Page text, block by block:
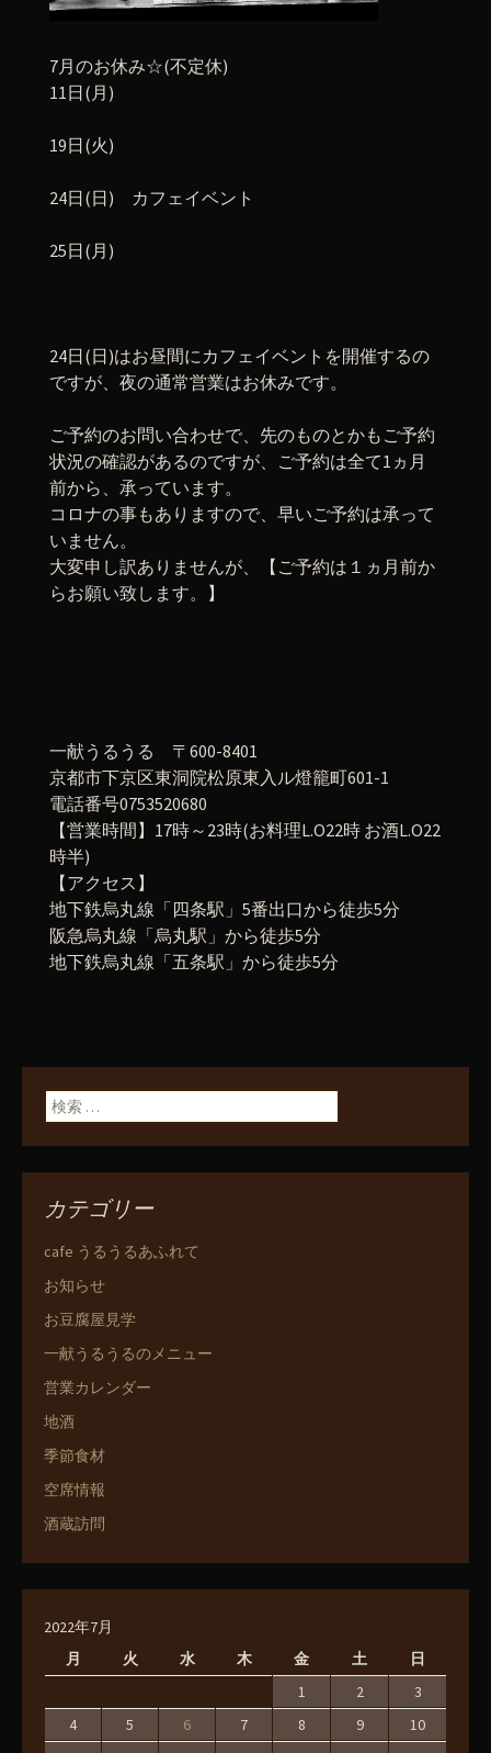
7月のお休み☆(不定休)
11日(月)
19日(火)
24日(日) カフェイベント
25日(月)
24日(日)はお昼間にカフェイベントを開催するの
ですが、夜の通常営業はお休みです。
ご予約のお問い合わせで、先のものとかもご予約
状況の確認があるのですが、ご予約は全て1ヵ月
前から、承っています。
コロナの事もありますので、早いご予約は承って
いません。
大変申し訳ありませんが、【ご予約は１ヵ月前か
らお願い致します。】
一献うるうる 〒600-8401
京都市下京区東洞院松原東入ル燈籠町601-1
電話番号0753520680
【営業時間】17時～23時(お料理L.O22時 お酒L.O22
時半)
【アクセス】
地下鉄烏丸線「四条駅」5番出口から徒歩5分
阪急烏丸線「烏丸駅」から徒歩5分
地下鉄烏丸線「五条駅」から徒歩5分
検索:
カテゴリー
cafe うるうるあふれて
お知らせ
お豆腐屋見学
一献うるうるのメニュー
営業カレンダー
地酒
季節食材
空席情報
酒蔵訪問
2022年7月
月
火 水 木 金 土 日
1 2
3
4
5 6 7 8 9
10